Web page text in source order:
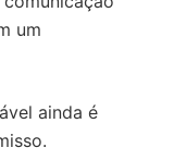
um
ainda é